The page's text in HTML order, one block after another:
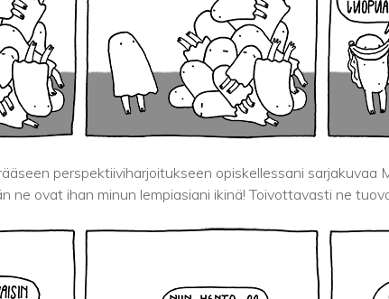
perspektiiviharjoitukseen opiskellessani
ovat ihan minun lempiasiani ikinä! Toivottavasti ne